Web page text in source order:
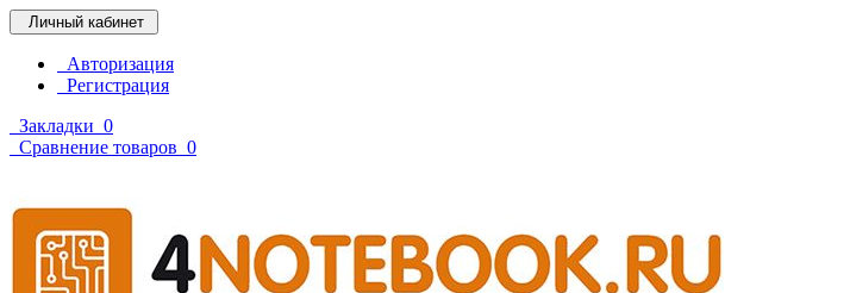
Личный кабинет
Авторизация
Регистрация
Закладки 0
Сравнение товаров 0